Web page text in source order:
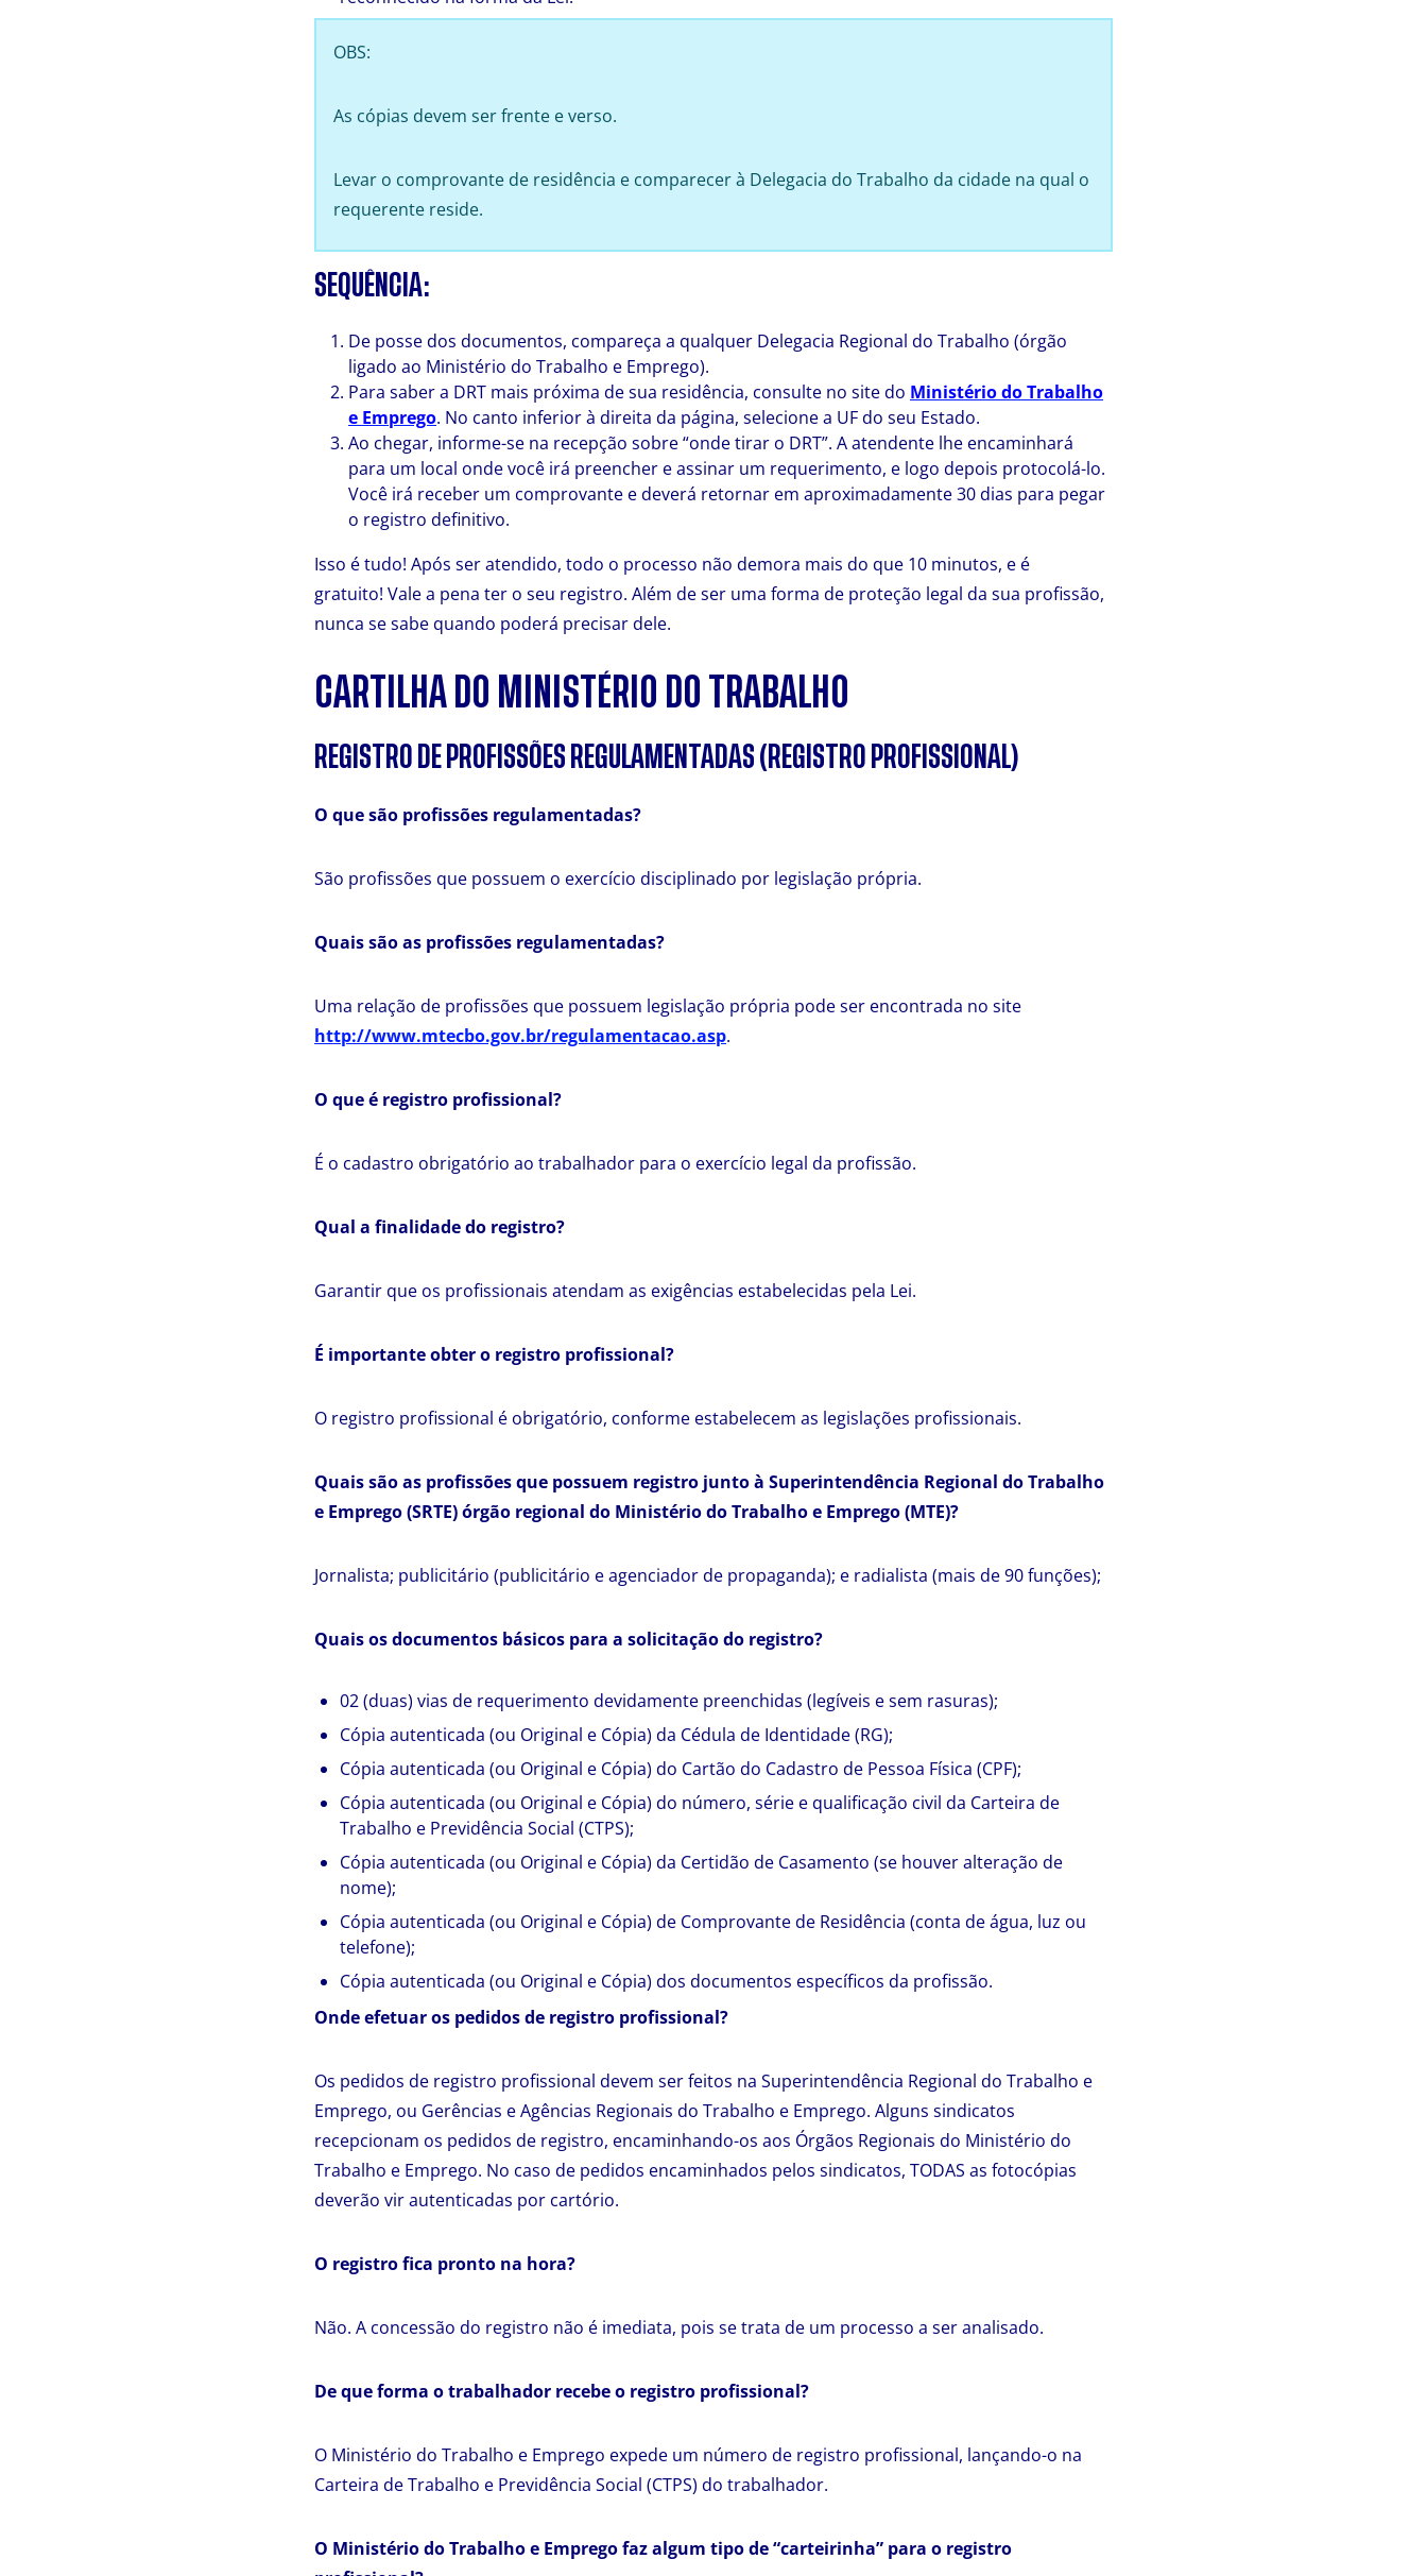
OBS:
As cópias devem ser frente e verso.
Levar o comprovante de residência e comparecer à Delegacia do Trabalho da cidade na qual o
requerente reside.
SEQUÊNCIA:
De posse dos documentos, compareça a qualquer Delegacia Regional do Trabalho (órgão
ligado ao Ministério do Trabalho e Emprego).
Para saber a DRT mais próxima de sua residência, consulte no site do Ministério do Trabalho
e Emprego. No canto inferior à direita da página, selecione a UF do seu Estado.
Ao chegar, informe-se na recepção sobre “onde tirar o DRT”. A atendente lhe encaminhará
para um local onde você irá preencher e assinar um requerimento, e logo depois protocolá-lo.
Você irá receber um comprovante e deverá retornar em aproximadamente 30 dias para pegar
o registro definitivo.
Isso é tudo! Após ser atendido, todo o processo não demora mais do que 10 minutos, e é
gratuito! Vale a pena ter o seu registro. Além de ser uma forma de proteção legal da sua profissão,
nunca se sabe quando poderá precisar dele.
CARTILHA DO MINISTÉRIO DO TRABALHO
REGISTRO DE PROFISSÕES REGULAMENTADAS (REGISTRO PROFISSIONAL)
O que são profissões regulamentadas?
São profissões que possuem o exercício disciplinado por legislação própria.
Quais são as profissões regulamentadas?
Uma relação de profissões que possuem legislação própria pode ser encontrada no site
http://www.mtecbo.gov.br/regulamentacao.asp.
O que é registro profissional?
É o cadastro obrigatório ao trabalhador para o exercício legal da profissão.
Qual a finalidade do registro?
Garantir que os profissionais atendam as exigências estabelecidas pela Lei.
É importante obter o registro profissional?
O registro profissional é obrigatório, conforme estabelecem as legislações profissionais.
Quais são as profissões que possuem registro junto à Superintendência Regional do Trabalho
e Emprego (SRTE) órgão regional do Ministério do Trabalho e Emprego (MTE)?
Jornalista; publicitário (publicitário e agenciador de propaganda); e radialista (mais de 90 funções);
Quais os documentos básicos para a solicitação do registro?
02 (duas) vias de requerimento devidamente preenchidas (legíveis e sem rasuras);
Cópia autenticada (ou Original e Cópia) da Cédula de Identidade (RG);
Cópia autenticada (ou Original e Cópia) do Cartão do Cadastro de Pessoa Física (CPF);
Cópia autenticada (ou Original e Cópia) do número, série e qualificação civil da Carteira de
Trabalho e Previdência Social (CTPS);
Cópia autenticada (ou Original e Cópia) da Certidão de Casamento (se houver alteração de
nome);
Cópia autenticada (ou Original e Cópia) de Comprovante de Residência (conta de água, luz ou
telefone);
Cópia autenticada (ou Original e Cópia) dos documentos específicos da profissão.
Onde efetuar os pedidos de registro profissional?
Os pedidos de registro profissional devem ser feitos na Superintendência Regional do Trabalho e
Emprego, ou Gerências e Agências Regionais do Trabalho e Emprego. Alguns sindicatos
recepcionam os pedidos de registro, encaminhando-os aos Órgãos Regionais do Ministério do
Trabalho e Emprego. No caso de pedidos encaminhados pelos sindicatos, TODAS as fotocópias
deverão vir autenticadas por cartório.
O registro fica pronto na hora?
Não. A concessão do registro não é imediata, pois se trata de um processo a ser analisado.
De que forma o trabalhador recebe o registro profissional?
O Ministério do Trabalho e Emprego expede um número de registro profissional, lançando-o na
Carteira de Trabalho e Previdência Social (CTPS) do trabalhador.
O Ministério do Trabalho e Emprego faz algum tipo de “carteirinha” para o registro